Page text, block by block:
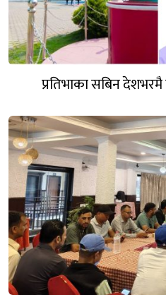
प्रतिभाका सबिन देशभरमै